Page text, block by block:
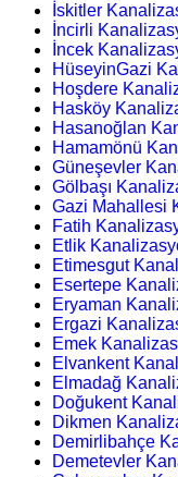
İskitler
İncirli
İncek
HüseyinGazi
Hoşdere
Hasköy
Hasanoğlan
Hamamönü
Güneşevler
Gölbaşı
Gazi Mahallesi
Fatih
Etlik
Etimesgut
Esertepe
Eryaman
Ergazi
Emek
Elvankent
Elmadağ
Doğukent
Dikmen
Demirlibahçe
Demetevler